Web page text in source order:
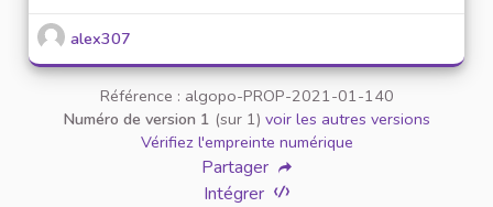
alex307
Référence : algopo-PROP-2021-01-140
Numéro de version 1 (sur 1) voir les autres versions
Vérifiez l'empreinte numérique
Partager
Intégrer